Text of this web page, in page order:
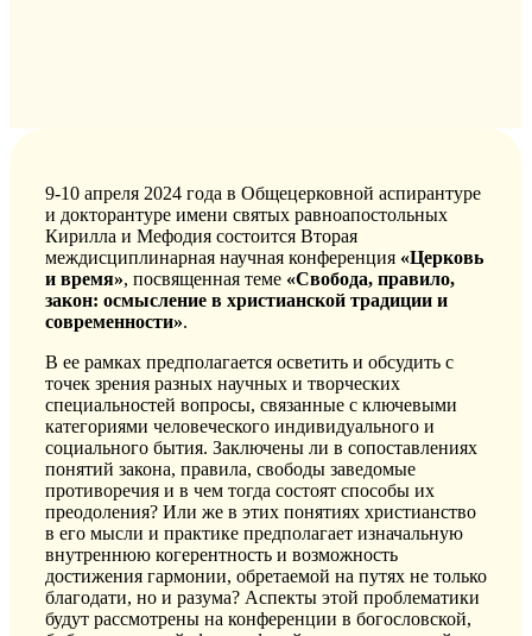
9-10 апреля 2024 года в Общецерковной аспирантуре
и докторантуре имени святых равноапостольных
Кирилла и Мефодия состоится Вторая
междисциплинарная научная конференция «Церковь
и время», посвященная теме «Свобода, правило,
закон: осмысление в христианской традиции и
современности».
В ее рамках предполагается осветить и обсудить с
точек зрения разных научных и творческих
специальностей вопросы, связанные с ключевыми
категориями человеческого индивидуального и
социального бытия. Заключены ли в сопоставлениях
понятий закона, правила, свободы заведомые
противоречия и в чем тогда состоят способы их
преодоления? Или же в этих понятиях христианство
в его мысли и практике предполагает изначальную
внутреннюю когерентность и возможность
достижения гармонии, обретаемой на путях не только
благодати, но и разума? Аспекты этой проблематики
будут рассмотрены на конференции в богословской,